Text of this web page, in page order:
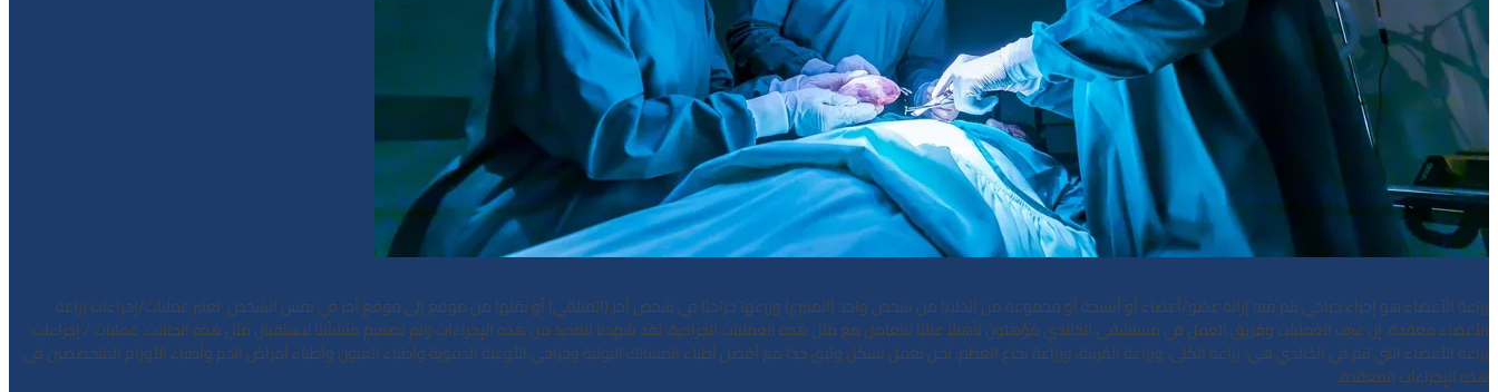
زراعة الأعضاء هو إجراء جراحي يتم فيه إزالة عضو/أعضاء أو أنسجة أو مجموعة من الخلايا من شخص واحد (المتبرع) وزرعها جراحيًا في شخص آخر (المتلقي) أو نقلها من موقع إلى موقع آخر في نفس الشخص. تعتبر عمليات/إجراءات زراعة
الأعضاء معقدة. إن غرف العمليات وفريق العمل في مستشفى الخالدي مؤهلون تأهيلاً عاليًا للتعامل مع مثل هذه العمليات الجراحية. لقد شهدنا العديد من هذه الإجراءات وتم تصميم منشأتنا لاستقبال مثل هذه الحالات. عمليات / إجراءات
زراعة الأعضاء التي تتم في الخالدي هي: زراعة الكلى، وزراعة القرنية، وزراعة نخاع العظم. نحن نعمل بشكل وثيق جدًا مع أفضل أطباء المسالك البولية وجراحي الأوعية الدموية وأطباء العيون وأطباء أمراض الدم وأطباء الأورام المتخصصين في
هذه الإجراءات المعقدة.